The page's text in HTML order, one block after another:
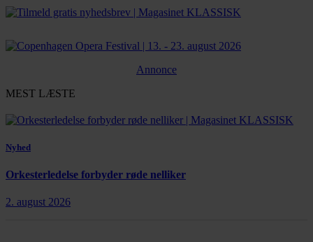
Annonce
MEST LÆSTE
Nyhed
Orkesterledelse forbyder røde nelliker
2. august 2026